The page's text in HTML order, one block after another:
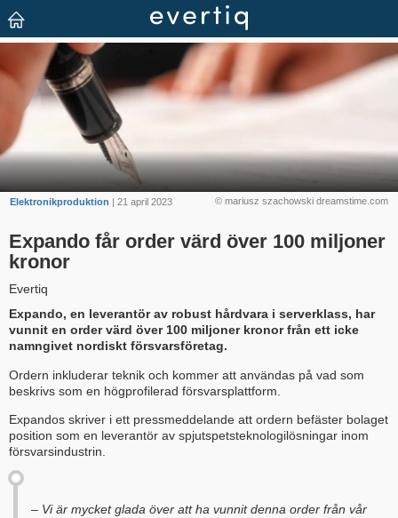
© mariusz szachowski dreamstime.com
Elektronikproduktion | 21 april 2023
Expando får order värd över 100 miljoner
kronor
Evertiq
Expando, en leverantör av robust hårdvara i serverklass, har
vunnit en order värd över 100 miljoner kronor från ett icke
namngivet nordiskt försvarsföretag.
Ordern inkluderar teknik och kommer att användas på vad som
beskrivs som en högprofilerad försvarsplattform.
Expandos skriver i ett pressmeddelande att ordern befäster bolaget
position som en leverantör av spjutspetsteknologilösningar inom
försvarsindustrin.
– Vi är mycket glada över att ha vunnit denna order från vår